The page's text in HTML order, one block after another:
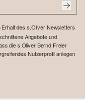
Erhalt des s.Oliver Newsletters
Angebote und
die s.Oliver Bernd Freier
Nutzerprofil anlegen